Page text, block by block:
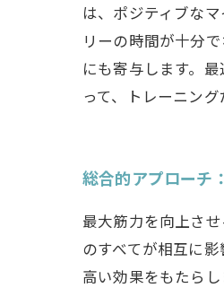
は、ポジティブな
リーの時間が十分
にも寄与します。
って、トレーニン
総合的アプローチ
最大筋力を向上さ
のすべてが相互に
高い効果をもたら